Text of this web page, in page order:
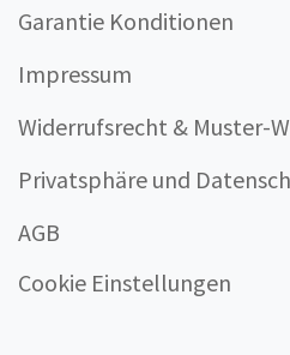
Garantie Konditionen
Impressum
Widerrufsrecht & Muster-
Privatsphäre und
AGB
Cookie Einstellungen